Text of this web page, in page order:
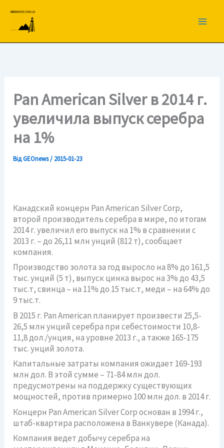
вмісту
Pan American Silver в 2014 г.
увеличила выпуск серебра
на 1%
ВідGEOnews/ 2015-01-23
Канадский концерн Pan American Silver Corp,
второй производитель серебра в мире, по итогам
2014 г. увеличил его выпуск на 1% в сравнении с
2013 г. – до 26,11 млн унций (812 т), сообщает
компания.
Производство золота за год выросло на 8% до 161,5
тыс. унций (5 т), выпуск цинка вырос на 3% до 43,5
тыс.т, свинца – на 11% до 15 тыс.т, меди – на 64% до
9 тыс.т.
В 2015 г. Pan American планирует произвести 25,5-
26,5 млн унций серебра при себестоимости 10,8-
11,8 дол./унция, на уровне 2013 г., а также 165-175
тыс. унций золота.
Капитальные затраты компания ожидает 169-193
млн дол. В этой сумме – 71-84 млн дол.
предусмотрены на поддержку существующих
мощностей, против примерно 100 млн дол. в 2014 г.
Концерн Pan American Silver Corp основан в 1994 г.,
штаб-квартира расположена в Ванкувере (Канада).
Компания ведет добычу серебра на